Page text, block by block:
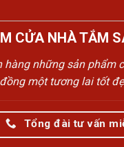
CỬA NHÀ TẮM
những sản phẩm
một tương lai tốt
Tổng đài tư vấn